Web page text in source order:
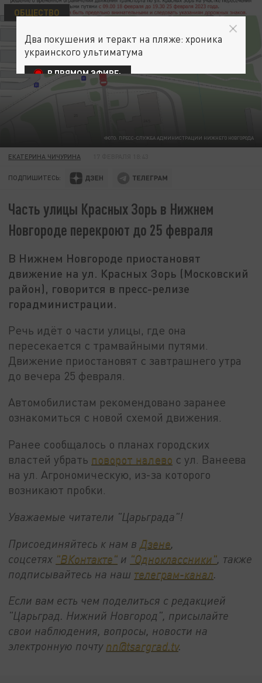
ФОТО: ПРЕСС-СЛУЖБА АДМИНИСТРАЦИИ НИЖНЕГО НОВГОРОДА
ОБЩЕСТВО
ЕКАТЕРИНА ЧИЧУРИНА
ПОДПИШИТЕСЬ:
Часть улицы Красных Зорь в Нижнем
Новгороде перекроют до 25 февраля
В Нижнем Новгороде приостановят
движение на ул. Красных Зорь (Московский
район), говорится в пресс-релизе
горадминистрации.
Речь идёт о части улицы, где она
пересекается с трамвайными путями.
Движение приостановят с завтрашнего утра
до вечера 25 февраля.
Автомобилистам рекомендовано заранее
ознакомиться с новой схемой движения.
Ранее сообщалось о планах городских
властей убрать поворот налево с ул. Ванеева
на ул. Агрономическую, из-за которого
возникают пробки.
Уважаемые читатели "Царьграда"!
Присоединяйтесь к нам в Дзене
соцсетях "ВКонтакте" и "Одноклассники" также
подписывайтесь на наш телеграм-канал
Если вам есть чем поделиться с редакцией
"Царьград. Нижний Новгород", присылайте
свои наблюдения, вопросы, новости на
электронную почту nn@tsargrad.tv.
Два покушения и теракт на пляже: хроника
украинского ультиматума
В ПРЯМОМ ЭФИРЕ: